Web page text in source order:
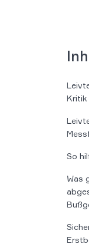
Kritik
So
Was